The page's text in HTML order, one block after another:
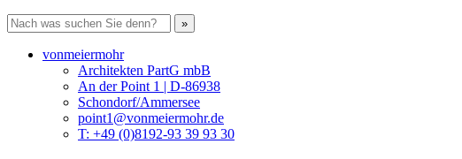
vonmeiermohr
Architekten PartG mbB
An der Point 1 | D-86938
Schondorf/Ammersee
point1@vonmeiermohr.de
T: +49 (0)8192-93 39 93 30